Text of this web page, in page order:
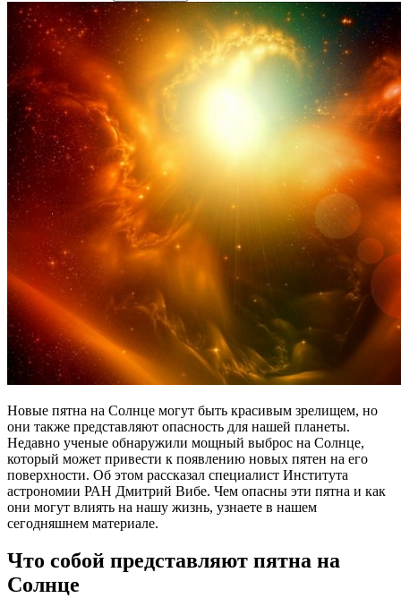
Новые пятна на Солнце могут быть красивым зрелищем, но
они также представляют опасность для нашей планеты.
Недавно ученые обнаружили мощный выброс на Солнце,
который может привести к появлению новых пятен на его
поверхности. Об этом рассказал специалист Института
астрономии РАН Дмитрий Вибе. Чем опасны эти пятна и как
они могут влиять на нашу жизнь, узнаете в нашем
сегодняшнем материале.
Что собой представляют пятна на
Солнце